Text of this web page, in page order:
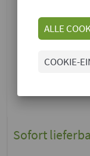
Sofort
ALLE
COOKIE-